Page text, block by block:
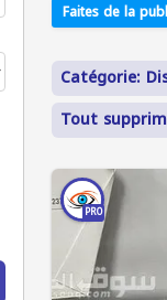
Faites de la
Catégorie:
Tout
PRO